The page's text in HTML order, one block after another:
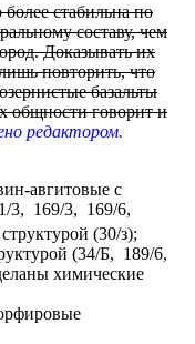
стабильна по
составу, чем
Доказывать их
повторить, что
базальты
общности говорит и
редактором.
авгитовые с
3, 169/3, 169/6,
(30/з);
(34/Б, 189/6,
химические